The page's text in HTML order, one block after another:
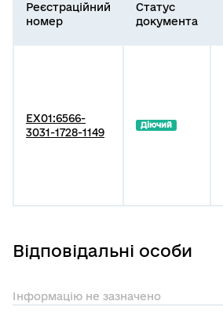
Реєстраційний
номер
Статус
документа
EX01:6566-
3031-1728-1149
Діючий
Відповідальні особи
Інформацію не зазначено